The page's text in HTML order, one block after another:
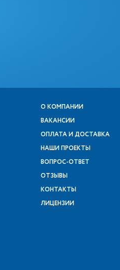
О КОМПАНИИ
ВАКАНСИИ
ОПЛАТА И ДОСТАВКА
НАШИ ПРОЕКТЫ
ВОПРОС-ОТВЕТ
ОТЗЫВЫ
КОНТАКТЫ
ЛИЦЕНЗИИ